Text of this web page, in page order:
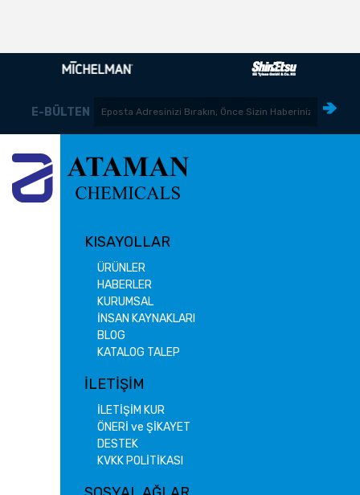
E-BÜLTEN
KISAYOLLAR
ÜRÜNLER
HABERLER
KURUMSAL
İNSAN KAYNAKLARI
BLOG
KATALOG TALEP
İLETİŞİM
İLETİŞİM KUR
ÖNERİ ve ŞİKAYET
DESTEK
KVKK POLİTİKASI